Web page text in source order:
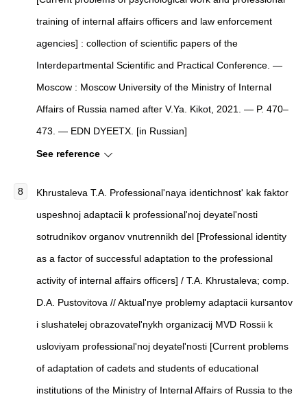
training of internal affairs officers and law enforcement
agencies] : collection of scientific papers of the
Interdepartmental Scientific and Practical Conference. —
Moscow : Moscow University of the Ministry of Internal
Affairs of Russia named after V.Ya. Kikot, 2021. — P. 470–
473. — EDN DYEETX. [in Russian]
See reference
Khrustalеva T.A. Professional'naya identichnost' kak faktor
uspeshnoj adaptacii k professional'noj deyatel'nosti
sotrudnikov organov vnutrennikh del [Professional identity
as a factor of successful adaptation to the professional
activity of internal affairs officers] / T.A. Khrustalеva; comp.
D.A. Pustovitova // Aktual'nye problemy adaptacii kursantov
i slushatelej obrazovatel'nykh organizacij MVD Rossii k
usloviyam professional'noj deyatel'nosti [Current problems
of adaptation of cadets and students of educational
institutions of the Ministry of Internal Affairs of Russia to the